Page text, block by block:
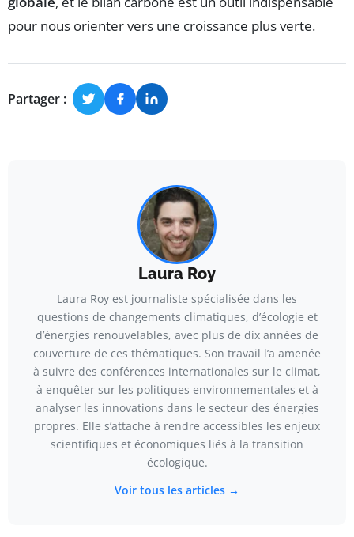
pour nous orienter vers une croissance plus verte.
Partager :
Laura Roy
Laura Roy est journaliste spécialisée dans les
questions de changements climatiques, d’écologie et
d’énergies renouvelables, avec plus de dix années de
couverture de ces thématiques. Son travail l’a amenée
à suivre des conférences internationales sur le climat,
à enquêter sur les politiques environnementales et à
analyser les innovations dans le secteur des énergies
propres. Elle s’attache à rendre accessibles les enjeux
scientifiques et économiques liés à la transition
écologique.
Voir tous les articles →